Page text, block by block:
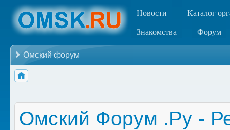
Новости Каталог
Знакомства Форум
Омский форум
Омский Форум .Ру -